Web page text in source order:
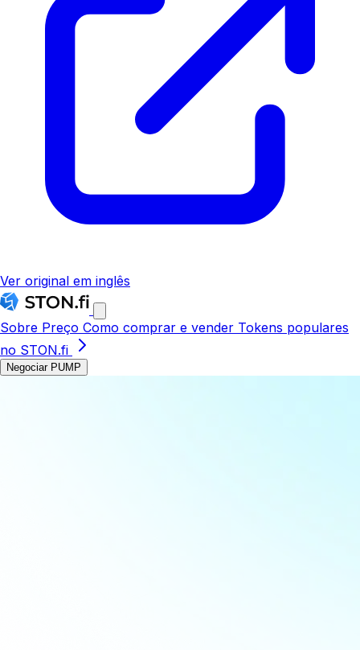
Ver original em inglês
Sobre Preço Como comprar e vender Tokens populares
no STON.fi
Negociar PUMP